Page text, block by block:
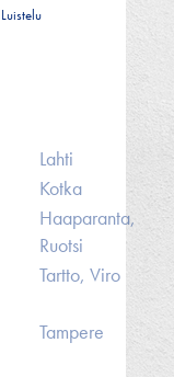
Luistelu
Lahti
Kotka
Haaparanta,
Ruotsi
Tartto, Viro
Tampere